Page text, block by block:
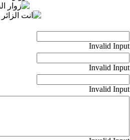
Invalid Input
Invalid Input
Invalid Input